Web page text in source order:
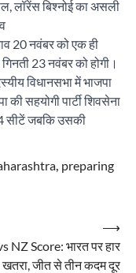
लॉरेंस बिश्नोई का असली
20 नवंबर को एक ही
23 नवंबर को होगी।
विधानसभा में भाजपा
सहयोगी पार्टी शिवसेना
सीटें जबकि उसकी
, preparing
NZ Score: भारत पर हार
खतरा, जीत से तीन कदम दूर
⟶